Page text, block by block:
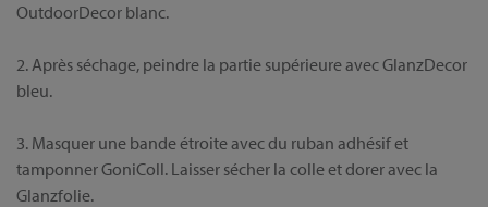
OutdoorDecor blanc.
2. Après séchage, peindre la partie supérieure avec GlanzDecor
bleu.
3. Masquer une bande étroite avec du ruban adhésif et
tamponner GoniColl. Laisser sécher la colle et dorer avec la
Glanzfolie.